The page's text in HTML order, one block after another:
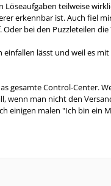
teilweise
erkennbar ist. Auch fiel
bei den Puzzleteilen
lässt und weil es
gesamte Control-Center.
wenn man nicht den
einigen malen "Ich bin ein